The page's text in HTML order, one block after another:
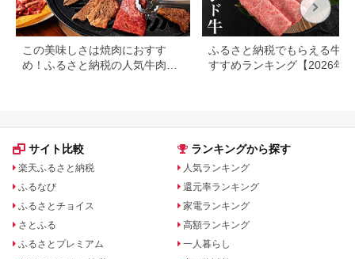
この美味しさは焼肉におすす
め！ふるさと納税の人気牛肉還
ふるさと納税でもらえる牛肉
すすめランキング【2026年
サイト比較
楽天ふるさと納税
ふるなび
ふるさとチョイス
さとふる
ふるさとプレミアム
ランキングから探す
人気ランキング
還元率ランキング
家電ランキング
高額ランキング
一人暮らし